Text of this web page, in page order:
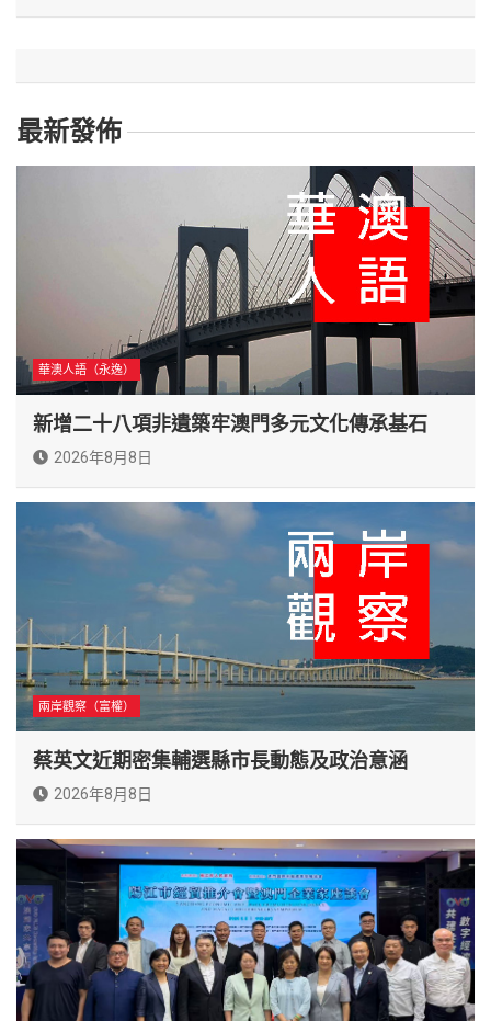
最新發佈
華澳人語（永逸）
新增二十八項非遺築牢澳門多元文化傳承基石
2026年8月8日
兩岸觀察（富權）
蔡英文近期密集輔選縣市長動態及政治意涵
2026年8月8日